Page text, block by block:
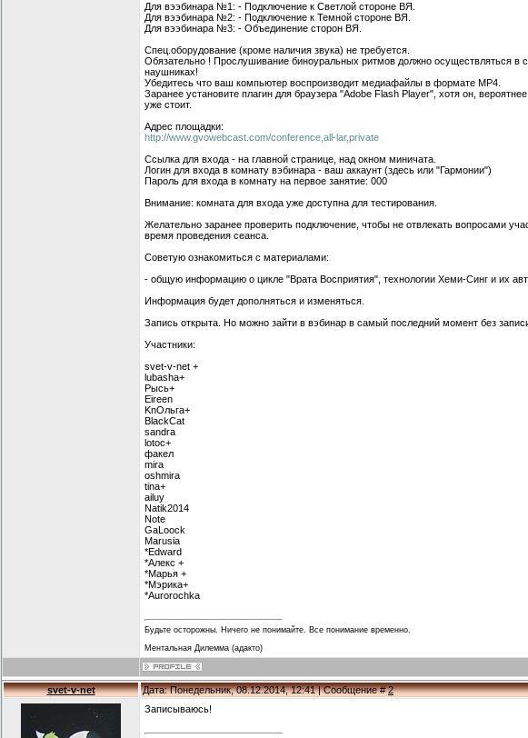
Для вээбинара №1: - Подключение к Светлой стороне ВЯ.
Для вээбинара №2: - Подключение к Темной стороне ВЯ.
Для вээбинара №3: - Объединение сторон ВЯ.
Спец.оборудование (кроме наличия звука) не требуется.
Обязательно ! Прослушивание биноуральных ритмов должно осуществляться в
наушниках!
Убедитесь что ваш компьютер воспроизводит медиафайлы в формате MP4.
Заранее установите плагин для браузера "Adobe Flash Player", хотя он,
уже стоит.
Адрес площадки:
http://www.gvowebcast.com/conference,all-lar,private
Ссылка для входа - на главной странице, над окном миничата.
Логин для входа в комнату вэбинара - ваш аккаунт (здесь или "Гармонии")
Пароль для входа в комнату на первое занятие: 000
Внимание: комната для входа уже доступна для тестирования.
Желательно заранее проверить подключение, чтобы не отвлекать вопросами
время проведения сеанса.
Советую ознакомиться с материалами:
- общую информацию о цикле "Врата Восприятия", технологии Хеми-Синг и их
Информация будет дополняться и изменяться.
Запись открыта. Но можно зайти в вэбинар в самый последний момент без
Участники:
svet-v-net +
lubasha+
Рысь+
Eireen
KnОльга+
BlackCat
sandra
lotoc+
факел
mira
oshmira
tina+
ailuy
Natik2014
Note
GaLoock
Marusia
*Edward
*Алекс +
*Марья +
*Мэрика+
*Aurorochka
Будьте осторожны. Ничего не понимайте. Все понимание временно.
Ментальная Дилемма (адакто)
svet-v-net Дата: Понедельник, 08.12.2014, 12:41 | Сообщение #2
Записываюсь!